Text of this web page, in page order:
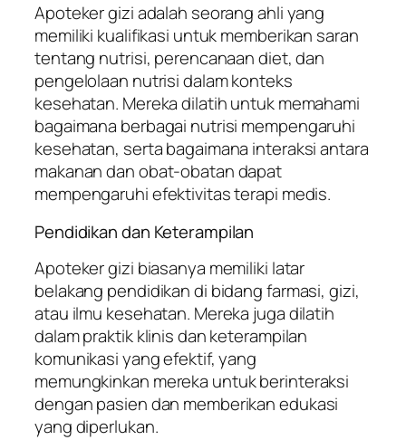
Apoteker gizi adalah seorang ahli yang
memiliki kualifikasi untuk memberikan saran
tentang nutrisi, perencanaan diet, dan
pengelolaan nutrisi dalam konteks
kesehatan. Mereka dilatih untuk memahami
bagaimana berbagai nutrisi mempengaruhi
kesehatan, serta bagaimana interaksi antara
makanan dan obat-obatan dapat
mempengaruhi efektivitas terapi medis.
Pendidikan dan Keterampilan
Apoteker gizi biasanya memiliki latar
belakang pendidikan di bidang farmasi, gizi,
atau ilmu kesehatan. Mereka juga dilatih
dalam praktik klinis dan keterampilan
komunikasi yang efektif, yang
memungkinkan mereka untuk berinteraksi
dengan pasien dan memberikan edukasi
yang diperlukan.